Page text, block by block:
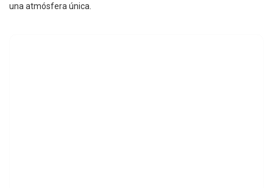
una atmósfera única.